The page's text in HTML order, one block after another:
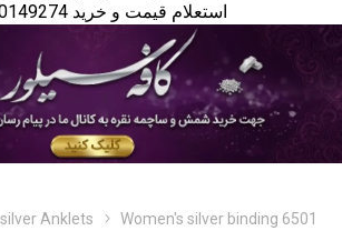
استعلام قیمت و خرید 09120149274
silver Anklets Women's silver binding 6501